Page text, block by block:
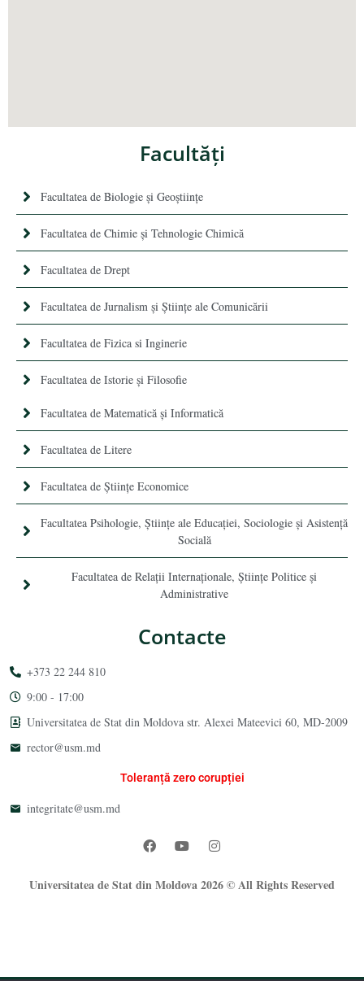
Facultăţi
Facultatea de Biologie și Geoștiințe
Facultatea de Chimie şi Tehnologie Chimică
Facultatea de Drept
Facultatea de Jurnalism şi Ştiinţe ale Comunicării
Facultatea de Fizica si Inginerie
Facultatea de Istorie şi Filosofie
Facultatea de Matematică şi Informatică
Facultatea de Litere
Facultatea de Științe Economice
Facultatea Psihologie, Ştiinţe ale Educaţiei, Sociologie și Asistență
Socială
Facultatea de Relaţii Internaţionale, Ştiinţe Politice şi
Administrative
Contacte
+373 22 244 810
9:00 - 17:00
Universitatea de Stat din Moldova str. Alexei Mateevici 60, MD-2009
rector@usm.md
Toleranță zero corupției
integritate@usm.md
Universitatea de Stat din Moldova 2026 © All Rights Reserved